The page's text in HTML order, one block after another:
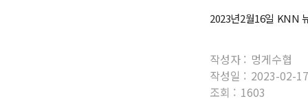
2023년2월16일 KNN
작성자 : 멍게수협
작성일 : 2023-02-17
조회 : 1603